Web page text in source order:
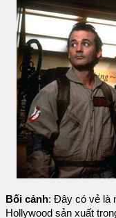
Bối cảnh: Đây có vẻ là
Hollywood sản xuất